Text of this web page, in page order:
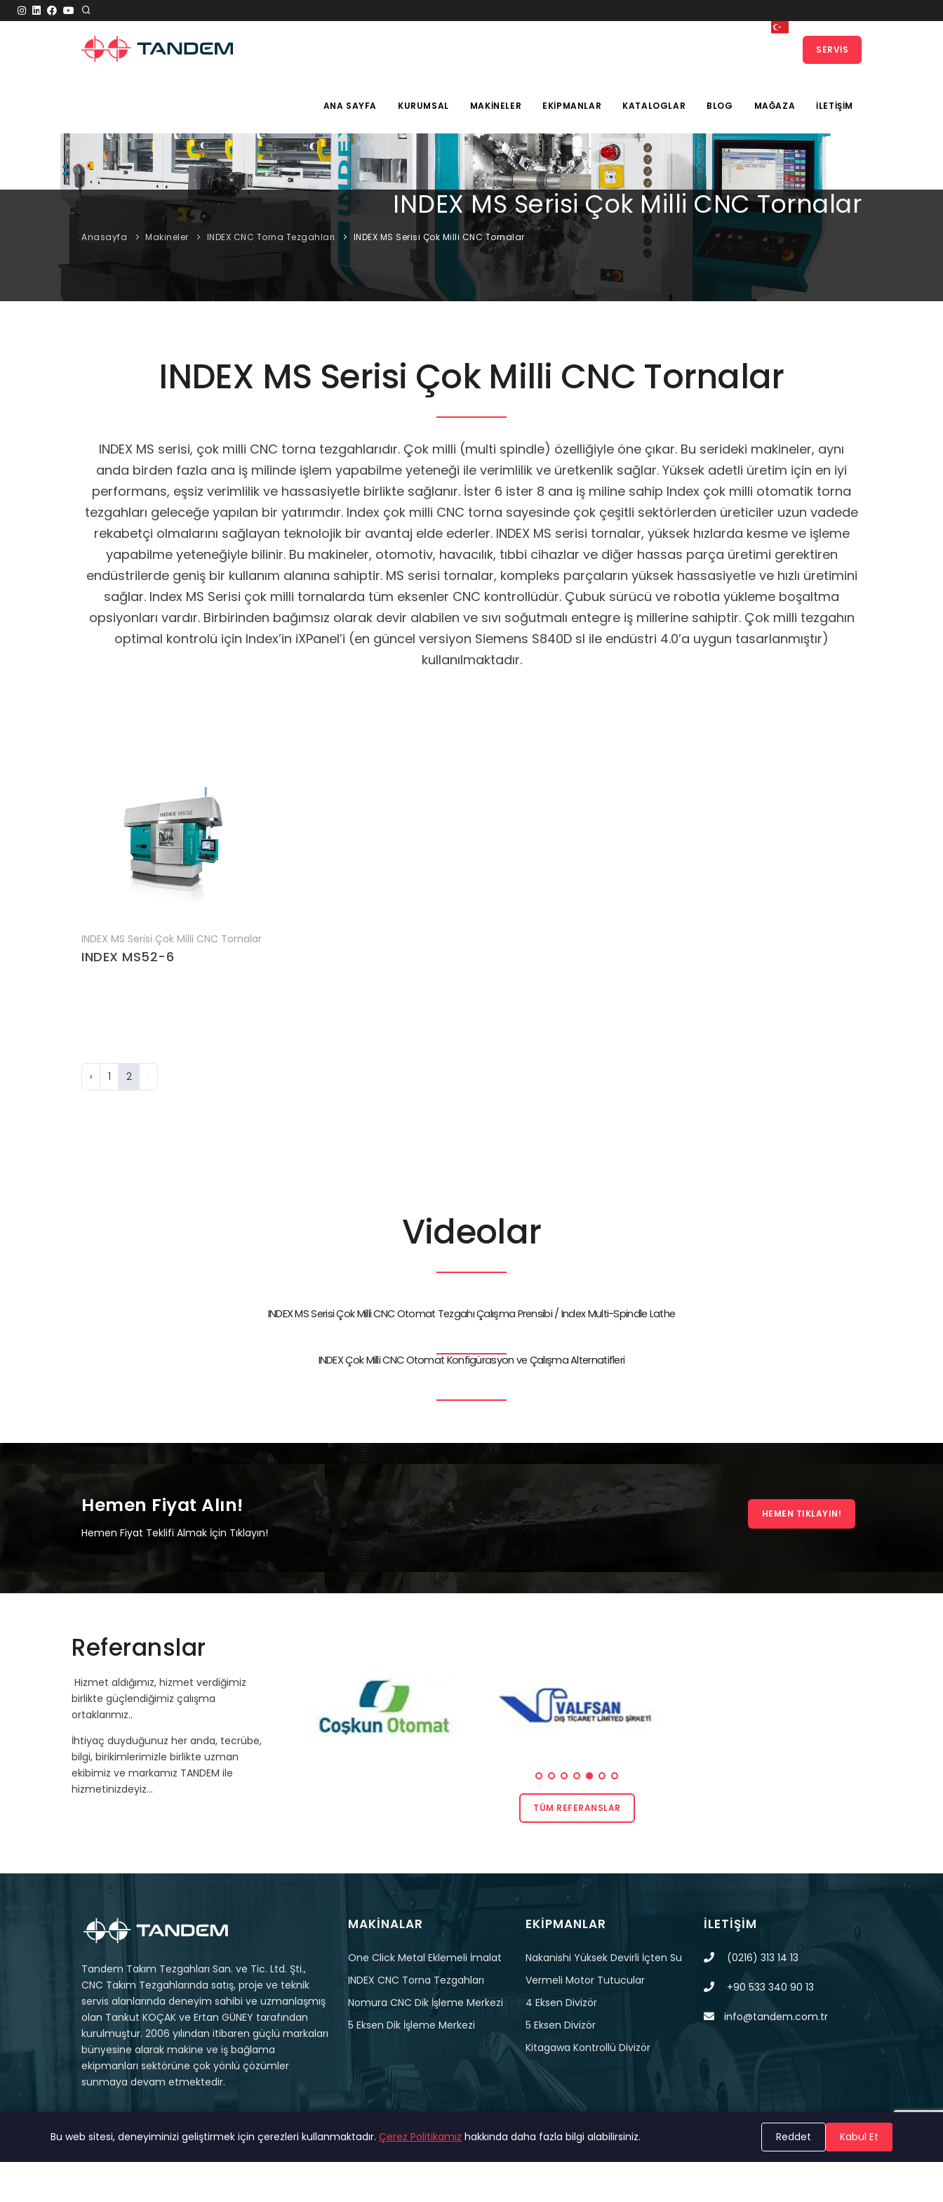
SERVIS
ANA SAYFA KURUMSAL MAKINELER EKIPMANLAR KATALOGLAR BLOG MAĞAZA İLETIŞIM
INDEX MS Serisi Çok Milli CNC Tornalar
Anasayfa Makineler INDEX CNC Torna Tezgahları INDEX MS Serisi Çok Milli CNC Tornalar
INDEX MS Serisi Çok Milli CNC Tornalar
INDEX MS serisi, çok milli CNC torna tezgahlarıdır. Çok milli (multi spindle) özelliğiyle öne çıkar. Bu serideki makineler, aynı
anda birden fazla ana iş milinde işlem yapabilme yeteneği ile verimlilik ve üretkenlik sağlar. Yüksek adetli üretim için en iyi
performans, eşsiz verimlilik ve hassasiyetle birlikte sağlanır. İster 6 ister 8 ana iş miline sahip Index çok milli otomatik torna
tezgahları geleceğe yapılan bir yatırımdır. Index çok milli CNC torna sayesinde çok çeşitli sektörlerden üreticiler uzun vadede
rekabetçi olmalarını sağlayan teknolojik bir avantaj elde ederler. INDEX MS serisi tornalar, yüksek hızlarda kesme ve işleme
yapabilme yeteneğiyle bilinir. Bu makineler, otomotiv, havacılık, tıbbi cihazlar ve diğer hassas parça üretimi gerektiren
endüstrilerde geniş bir kullanım alanına sahiptir. MS serisi tornalar, kompleks parçaların yüksek hassasiyetle ve hızlı üretimini
sağlar. Index MS Serisi çok milli tornalarda tüm eksenler CNC kontrollüdür. Çubuk sürücü ve robotla yükleme boşaltma
opsiyonları vardır. Birbirinden bağımsız olarak devir alabilen ve sıvı soğutmalı entegre iş millerine sahiptir. Çok milli tezgahın
optimal kontrolü için Index’in iXPanel’i (en güncel versiyon Siemens S840D sl ile endüstri 4.0’a uygun tasarlanmıştır)
kullanılmaktadır.
INDEX MS Serisi Çok Milli CNC Tornalar
INDEX MS52-6
‹ 1 2 ›
Videolar
INDEX MS Serisi Çok Milli CNC Otomat Tezgahı Çalışma Prensibi / Index Multi-Spindle Lathe
INDEX Çok Milli CNC Otomat Konfigürasyon ve Çalışma Alternatifleri
Hemen Fiyat Alın!
Hemen Fiyat Teklifi Almak İçin Tıklayın!
HEMEN TIKLAYIN!
Referanslar
Hizmet aldığımız, hizmet verdiğimiz
birlikte güçlendiğimiz çalışma
ortaklarımız..
İhtiyaç duyduğunuz her anda, tecrübe,
bilgi, birikimlerimizle birlikte uzman
ekibimiz ve markamız TANDEM ile
hizmetinizdeyiz…
TÜM REFERANSLAR
Tandem Takım Tezgahları San. ve Tic. Ltd. Şti.,
CNC Takım Tezgahlarında satış, proje ve teknik
servis alanlarında deneyim sahibi ve uzmanlaşmış
olan Tankut KOÇAK ve Ertan GÜNEY tarafından
kurulmuştur. 2006 yılından itibaren güçlü markaları
bünyesine alarak makine ve iş bağlama
ekipmanları sektörüne çok yönlü çözümler
sunmaya devam etmektedir.
MAKINALAR
One Click Metal Eklemeli İmalat
INDEX CNC Torna Tezgahları
Nomura CNC Dik İşleme Merkezi
5 Eksen Dik İşleme Merkezi
EKIPMANLAR
Nakanishi Yüksek Devirli İçten Su
Vermeli Motor Tutucular
4 Eksen Divizör
5 Eksen Divizör
Kitagawa Kontrollü Divizör
İLETIŞIM
(0216) 313 14 13
+90 533 340 90 13
info@tandem.com.tr
Bu web sitesi, deneyiminizi geliştirmek için çerezleri kullanmaktadır. Çerez Politikamız hakkında daha fazla bilgi alabilirsiniz. Reddet Kabul Et